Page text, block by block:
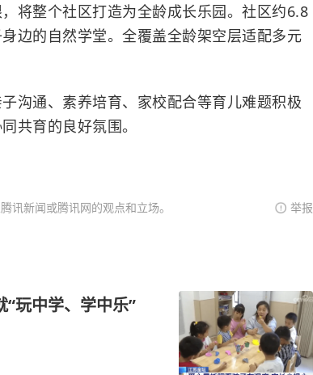
将整个社区打造为全龄成长乐园。社区约6.8
边的自然学堂。全覆盖全龄架空层适配多元
沟通、素养培育、家校配合等育儿难题积极
共育的良好氛围。
讯新闻或腾讯网的观点和立场。 举报
“玩中学、学中乐”